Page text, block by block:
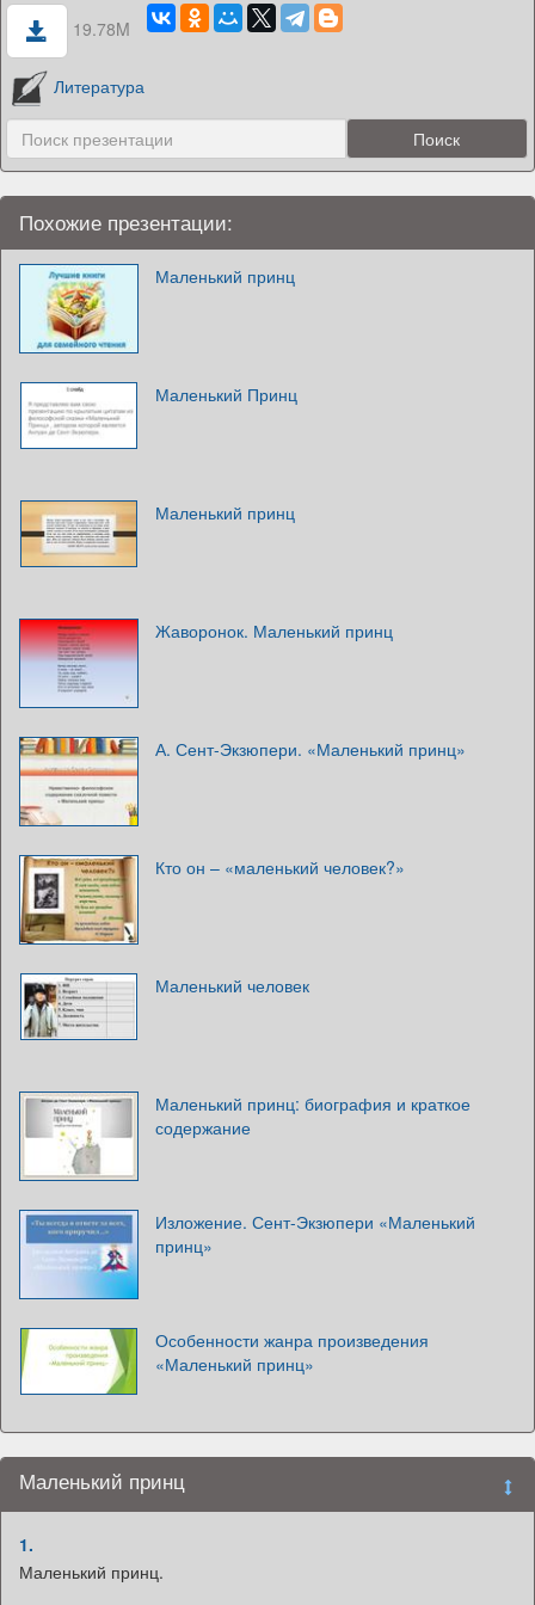
19.78M
Литература
Похожие презентации:
Маленький принц
Маленький Принц
Маленький принц
Жаворонок. Маленький принц
А. Сент-Экзюпери. «Маленький принц»
Кто он – «маленький человек?»
Маленький человек
Маленький принц: биография и краткое
содержание
Изложение. Сент-Экзюпери «Маленький
принц»
Особенности жанра произведения
«Маленький принц»
Маленький принц
1.
Маленький принц.